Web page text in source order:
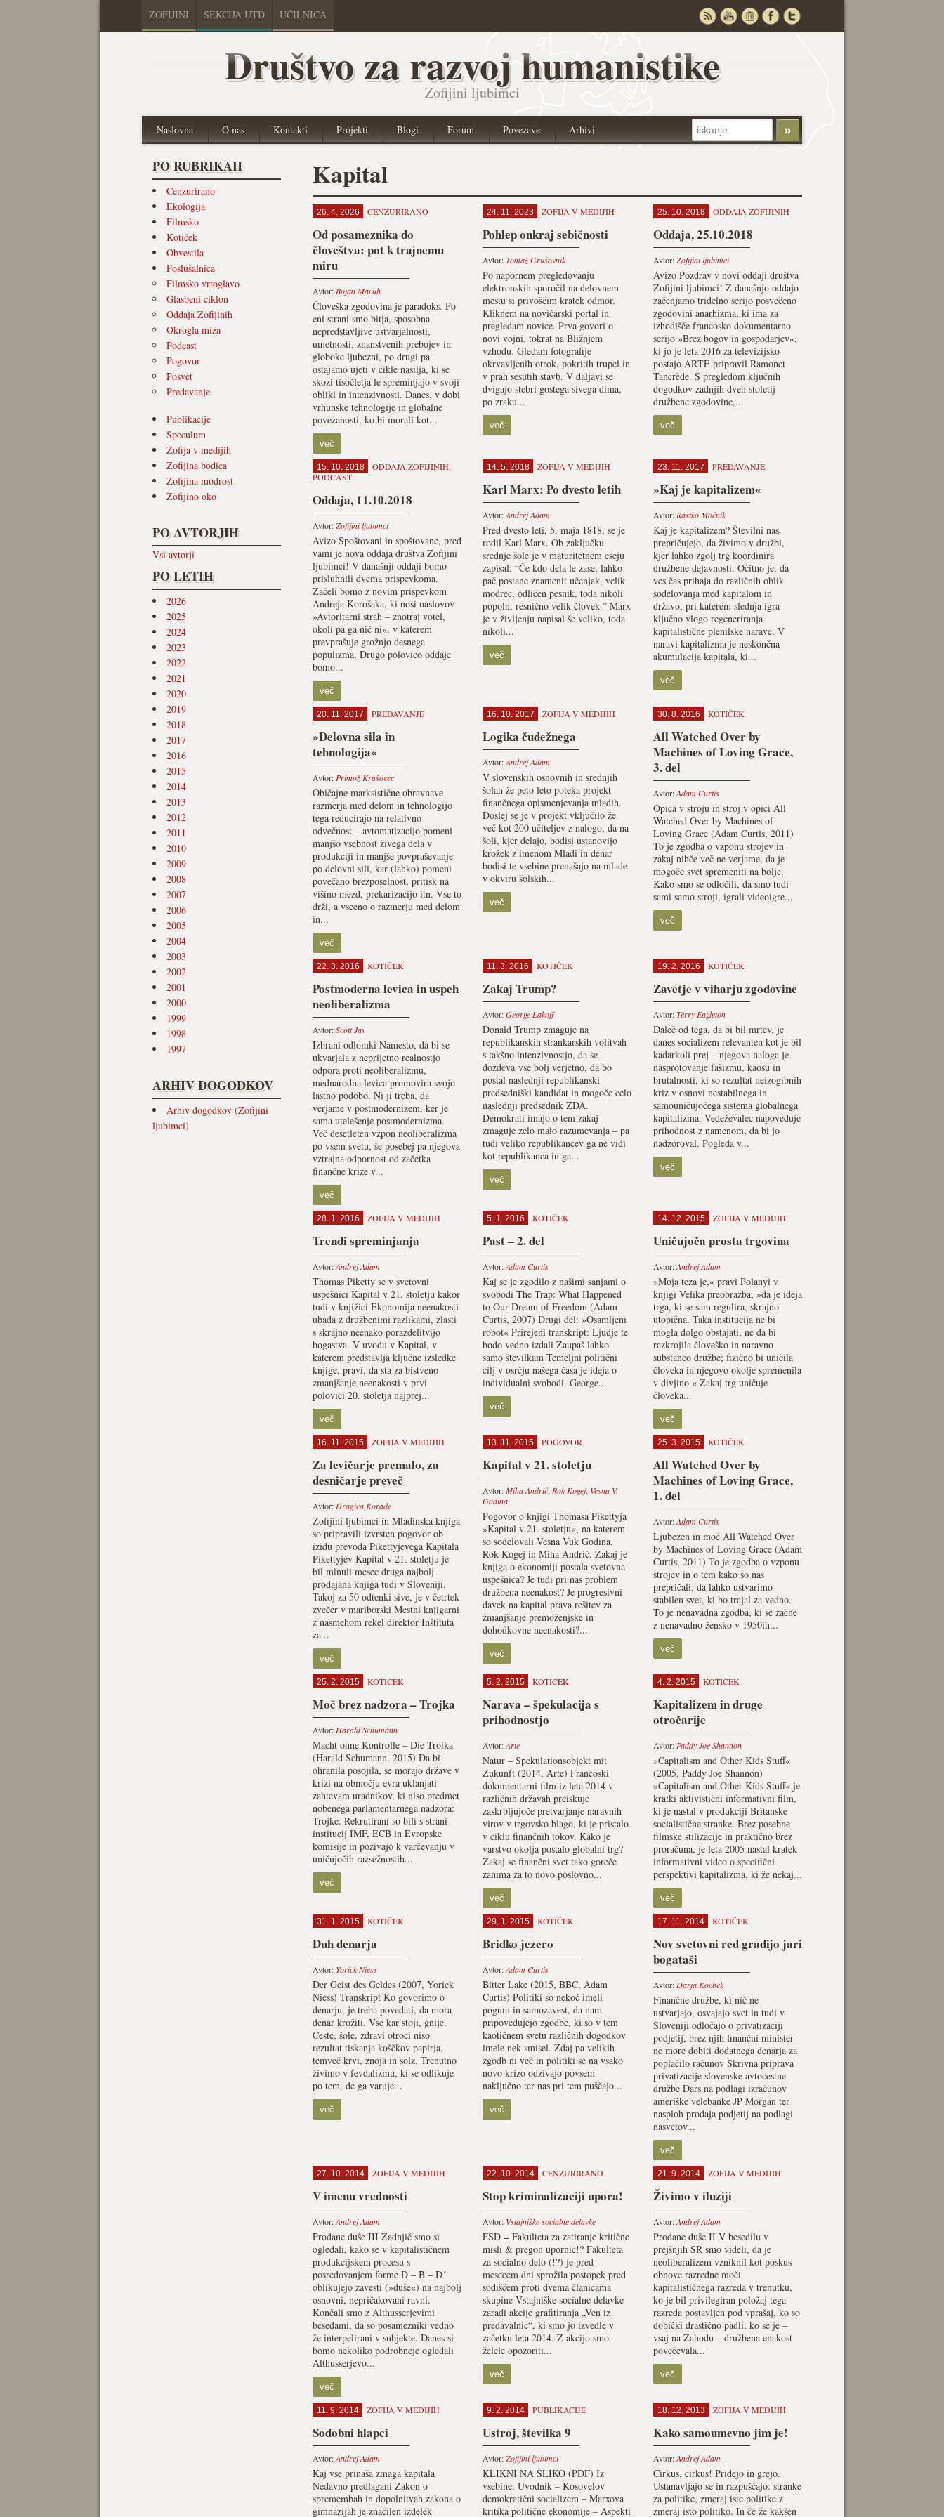
ZOFIJINI SEKCIJA UTD UČILNICA
Društvo za razvoj humanistike
Zofijini ljubimci
Naslovna O nas Kontakti Projekti Blogi Forum Povezave Arhivi
PO RUBRIKAH
Cenzurirano
Ekologija
Filmsko
Kotiček
Obvestila
Poslušalnica
Filmsko vrtoglavo
Glasbeni ciklon
Oddaja Zofijinih
Okrogla miza
Podcast
Pogovor
Posvet
Predavanje
Publikacije
Speculum
Zofija v medijih
Zofijina bodica
Zofijina modrost
Zofijino oko
PO AVTORJIH
Vsi avtorji
PO LETIH
2026
2025
2024
2023
2022
2021
2020
2019
2018
2017
2016
2015
2014
2013
2012
2011
2010
2009
2008
2007
2006
2005
2004
2003
2002
2001
2000
1999
1998
1997
ARHIV DOGODKOV
Arhiv dogodkov (Zofijini
ljubimci)
Kapital
26. 4. 2026 CENZURIRANO
Od posameznika do
človeštva: pot k trajnemu
miru
Avtor: Bojan Macuh
Človeška zgodovina je paradoks. Po
eni strani smo bitja, sposobna
nepredstavljive ustvarjalnosti,
umetnosti, znanstvenih prebojev in
globoke ljubezni, po drugi pa
ostajamo ujeti v cikle nasilja, ki se
skozi tisočletja le spreminjajo v svoji
obliki in intenzivnosti. Danes, v dobi
vrhunske tehnologije in globalne
povezanosti, ko bi morali kot...
več
24. 11. 2023 ZOFIJA V MEDIJIH
Pohlep onkraj sebičnosti
Avtor:Tomaž Grušovnik
Po napornem pregledovanju
elektron­skih sporočil na delovnem
mestu si privoščim kratek odmor.
Kliknem na novičarski portal in
pregledam novice. Prva govori o
novi vojni, tokrat na Bližnjem
vzhodu. Gledam fotografije
okrvavljenih otrok, pokritih trupel in
v prah sesutih stavb. V daljavi se
dvigajo stebri gostega sivega dima,
po zraku...
več
25. 10. 2018 ODDAJA ZOFIJINIH
Oddaja, 25.10.2018
Avtor:Zofijini ljubimci
Avizo Pozdrav v novi oddaji društva
Zofijini ljubimci! Z današnjo oddajo
začenjamo tridelno serijo posvečeno
zgodovini anarhizma, ki ima za
izhodišče francosko dokumentarno
serijo »Brez bogov in gospodarjev«,
ki jo je leta 2016 za televizijsko
postajo ARTE pripravil Ramonet
Tancrède. S pregledom ključnih
dogodkov zadnjih dveh stoletij
družbene zgodovine,...
več
15. 10. 2018 ODDAJA ZOFIJINIH,
PODCAST
Oddaja, 11.10.2018
Avtor:Zofijini ljubimci
Avizo Spoštovani in spoštovane, pred
vami je nova oddaja društva Zofijini
ljubimci! V današnji oddaji bomo
prisluhnili dvema prispevkoma.
Začeli bomo z novim prispevkom
Andreja Korošaka, ki nosi naslovov
»Avtoritarni strah – znotraj votel,
okoli pa ga nič ni«, v katerem
prevprašuje grožnjo desnega
populizma. Drugo polovico oddaje
bomo...
več
14. 5. 2018 ZOFIJA V MEDIJIH
Karl Marx: Po dvesto letih
Avtor:Andrej Adam
Pred dvesto leti, 5. maja 1818, se je
rodil Karl Marx. Ob zaključku
srednje šole je v maturitetnem eseju
zapisal: “Če kdo dela le zase, lahko
pač postane znamenit učenjak, velik
modrec, odličen pesnik, toda nikoli
popoln, resnično velik človek.” Marx
je v življenju napisal še veliko, toda
nikoli...
več
23. 11. 2017 PREDAVANJE
»Kaj je kapitalizem«
Avtor: Rastko Močnik
Kaj je kapitalizem? Številni nas
prepričujejo, da živimo v družbi,
kjer lahko zgolj trg koordinira
družbene dejavnosti. Očitno je, da
ves čas prihaja do različnih oblik
sodelovanja med kapitalom in
državo, pri katerem slednja igra
ključno vlogo regeneriranja
kapitalistične plenilske narave. V
naravi kapitalizma je neskončna
akumulacija kapitala, ki...
več
20. 11. 2017 PREDAVANJE
»Delovna sila in
tehnologija«
Avtor: Primož Krašovec
Običajne marksistične obravnave
razmerja med delom in tehnologijo
tega reducirajo na relativno
odvečnost – avtomatizacijo pomeni
manjšo vsebnost živega dela v
produkciji in manjše povpraševanje
po delovni sili, kar (lahko) pomeni
povečano brezposelnost, pritisk na
višino mezd, prekarizacijo itn. Vse to
drži, a vseeno o razmerju med delom
in...
več
16. 10. 2017 ZOFIJA V MEDIJIH
Logika čudežnega
Avtor:Andrej Adam
V slovenskih osnovnih in srednjih
šolah že peto leto poteka projekt
finančnega opismenjevanja mladih.
Doslej se je v projekt vključilo že
več kot 200 učiteljev z nalogo, da na
šoli, kjer delajo, bodisi ustanovijo
krožek z imenom Mladi in denar
bodisi te vsebine prenašajo na mlade
v okviru šolskih...
več
30. 8. 2016 KOTIČEK
All Watched Over by
Machines of Loving Grace,
3. del
Avtor:Adam Curtis
Opica v stroju in stroj v opici All
Watched Over by Machines of
Loving Grace (Adam Curtis, 2011)
To je zgodba o vzponu strojev in
zakaj nihče več ne verjame, da je
mogoče svet spremeniti na bolje.
Kako smo se odločili, da smo tudi
sami samo stroji, igrali videoigre...
več
22. 3. 2016 KOTIČEK
Postmoderna levica in uspeh
neoliberalizma
Avtor:Scott Jay
Izbrani odlomki Namesto, da bi se
ukvarjala z neprijetno realnostjo
odpora proti neoliberalizmu,
mednarodna levica promovira svojo
lastno podobo. Ni ji treba, da
verjame v postmodernizem, ker je
sama utelešenje postmodernizma.
Več desetleten vzpon neoliberalizma
po vsem svetu, še posebej pa njegova
vztrajna odpornost od začetka
finančne krize v...
več
11. 3. 2016 KOTIČEK
Zakaj Trump?
Avtor:George Lakoff
Donald Trump zmaguje na
republikanskih strankarskih volitvah
s takšno intenzivnostjo, da se
dozdeva vse bolj verjetno, da bo
postal naslednji republikanski
predsedniški kandidat in mogoče celo
naslednji predsednik ZDA.
Demokrati imajo o tem zakaj
zmaguje zelo malo razumevanja – pa
tudi veliko republikancev ga ne vidi
kot republikanca in ga...
več
19. 2. 2016 KOTIČEK
Zavetje v viharju zgodovine
Avtor:Terry Eagleton
Daleč od tega, da bi bil mrtev, je
danes socializem relevanten kot je bil
kadarkoli prej – njegova naloga je
nasprotovanje fašizmu, kaosu in
brutalnosti, ki so rezultat neizogibnih
kriz v osnovi nestabilnega in
samouničujočega sistema globalnega
kapitalizma. Vedeževalec napoveduje
prihodnost z namenom, da bi jo
nadzoroval. Pogleda v...
več
28. 1. 2016 ZOFIJA V MEDIJIH
Trendi spreminjanja
Avtor:Andrej Adam
Thomas Piketty se v svetovni
uspešnici Kapital v 21. stoletju kakor
tudi v knjižici Ekonomija neenakosti
ubada z družbenimi razlikami, zlasti
s skrajno neenako porazdelitvijo
bogastva. V uvodu v Kapital, v
katerem predstavlja ključne izsledke
knjige, pravi, da sta za bistveno
zmanjšanje neenakosti v prvi
polovici 20. stoletja najprej...
več
5. 1. 2016 KOTIČEK
Past – 2. del
Avtor:Adam Curtis
Kaj se je zgodilo z našimi sanjami o
svobodi The Trap: What Happened
to Our Dream of Freedom (Adam
Curtis, 2007) Drugi del: »Osamljeni
robot« Prirejeni transkript: Ljudje te
bodo vedno izdali Zaupaš lahko
samo številkam Temeljni politični
cilj v osrčju našega časa je ideja o
individualni svobodi. George...
več
14. 12. 2015 ZOFIJA V MEDIJIH
Uničujoča prosta trgovina
Avtor:Andrej Adam
»Moja teza je,« pravi Polanyi v
knjigi Velika preobrazba, »da je ideja
trga, ki se sam regulira, skrajno
utopična. Taka institucija ne bi
mogla dolgo obstajati, ne da bi
razkrojila človeško in naravno
substanco družbe; fizično bi uničila
človeka in njegovo okolje spremenila
v divjino.« Zakaj trg uničuje
človeka...
več
16. 11. 2015 ZOFIJA V MEDIJIH
Za levičarje premalo, za
desničarje preveč
Avtor: Dragica Korade
Zofijini ljubimci in Mladinska knjiga
so pripravili izvrsten pogovor ob
izidu prevoda Pikettyjevega Kapitala
Pikettyjev Kapital v 21. stoletju je
bil minuli mesec druga najbolj
prodajana knjiga tudi v Sloveniji.
Takoj za 50 odtenki sive, je v četrtek
zvečer v mariborski Mestni knjigarni
z nasmehom rekel direktor Inštituta
za...
več
13. 11. 2015 POGOVOR
Kapital v 21. stoletju
Avtor:Miha Andrić, Rok Kogej, Vesna V.
Godina
Pogovor o knjigi Thomasa Pikettyja
»Kapital v 21. stoletju«, na katerem
so sodelovali Vesna Vuk Godina,
Rok Kogej in Miha Andrić. Zakaj je
knjiga o ekonomiji postala svetovna
uspešnica? Je tudi pri nas problem
družbena neenakost? Je progresivni
davek na kapital prava rešitev za
zmanjšanje premoženjske in
dohodkovne neenakosti?...
več
25. 3. 2015 KOTIČEK
All Watched Over by
Machines of Loving Grace,
1. del
Avtor:Adam Curtis
Ljubezen in moč All Watched Over
by Machines of Loving Grace (Adam
Curtis, 2011) To je zgodba o vzponu
strojev in o tem kako so nas
prepričali, da lahko ustvarimo
stabilen svet, ki bo trajal za vedno.
To je nenavadna zgodba, ki se začne
z nenavadno žensko v 1950ih...
več
25. 2. 2015 KOTIČEK
Moč brez nadzora – Trojka
Avtor: Harald Schumann
Macht ohne Kontrolle – Die Troika
(Harald Schumann, 2015) Da bi
ohranila posojila, se morajo države v
krizi na območju evra uklanjati
zahtevam uradnikov, ki niso predmet
nobenega parlamentarnega nadzora:
Trojke. Rekrutirani so bili s strani
institucij IMF, ECB in Evropske
komisije in pozivajo k varčevanju v
uničujočih razsežnostih....
več
5. 2. 2015 KOTIČEK
Narava – špekulacija s
prihodnostjo
Avtor:Arte
Natur – Spekulationsobjekt mit
Zukunft (2014, Arte) Francoski
dokumentarni film iz leta 2014 v
različnih državah preiskuje
zaskrbljujoče pretvarjanje naravnih
virov v trgovsko blago, ki je pristalo
v ciklu finančnih tokov. Kako je
varstvo okolja postalo globalni trg?
Zakaj se finančni svet tako goreče
zanima za to novo poslovno...
več
4. 2. 2015 KOTIČEK
Kapitalizem in druge
otročarije
Avtor: Paddy Joe Shannon
»Capitalism and Other Kids Stuff«
(2005, Paddy Joe Shannon)
»Capitalism and Other Kids Stuff« je
kratki aktivistični informativni film,
ki je nastal v produkciji Britanske
socialistične stranke. Brez posebne
filmske stilizacije in praktično brez
proračuna, je leta 2005 nastal kratek
informativni video o specifični
perspektivi kapitalizma, ki že nekaj...
več
31. 1. 2015 KOTIČEK
Duh denarja
Avtor: Yorick Niess
Der Geist des Geldes (2007, Yorick
Niess) Transkript Ko govorimo o
denarju, je treba povedati, da mora
denar krožiti. Vse kar stoji, gnije.
Ceste, šole, zdravi otroci niso
rezultat tiskanja koščkov papirja,
temveč krvi, znoja in solz. Trenutno
živimo v fevdalizmu, ki se odlikuje
po tem, de ga varuje...
več
29. 1. 2015 KOTIČEK
Bridko jezero
Avtor:Adam Curtis
Bitter Lake (2015, BBC, Adam
Curtis) Politiki so nekoč imeli
pogum in samozavest, da nam
pripovedujejo zgodbe, ki so v tem
kaotičnem svetu različnih dogodkov
imele nek smisel. Zdaj pa velikih
zgodb ni več in politiki se na vsako
novo krizo odzivajo povsem
naključno ter nas pri tem puščajo...
več
17. 11. 2014 KOTIČEK
Nov svetovni red gradijo jari
bogataši
Avtor: Darja Kocbek
Finančne družbe, ki nič ne
ustvarjajo, osvajajo svet in tudi v
Sloveniji odločajo o privatizaciji
podjetij, brez njih finančni minister
ne more dobiti doda­tnega denarja za
poplačilo računov Skrivna priprava
privatizacije slo­venske avtocestne
družbe Dars na podlagi izračunov
ameriške velebanke JP Morgan ter
nasploh prodaja podjetij na podlagi
na­svetov...
več
27. 10. 2014 ZOFIJA V MEDIJIH
V imenu vrednosti
Avtor:Andrej Adam
Prodane duše III Zadnjič smo si
ogledali, kako se v kapitalističnem
produkcijskem procesu s
posredovanjem forme D – B – D´
oblikujejo zavesti (»duše«) na najbolj
osnovni, nepričakovani ravni.
Končali smo z Althusserjevimi
besedami, da so posamezniki vedno
že interpelirani v subjekte. Danes si
bomo nekoliko podrobneje ogledali
Althusserjevo...
več
22. 10. 2014 CENZURIRANO
Stop kriminalizaciji upora!
Avtor: Vstajniške socialne delavke
FSD = Fakulteta za zatiranje kritične
misli & pregon upornic!? Fakulteta
za socialno delo (!?) je pred
mesecem dni sprožila postopek pred
sodiščem proti dvema članicama
skupine Vstajniške socialne delavke
zaradi akcije grafitiranja „Ven iz
predavalnic“, ki smo jo izvedle v
začetku leta 2014. Z akcijo smo
želele opozoriti...
več
21. 9. 2014 ZOFIJA V MEDIJIH
Živimo v iluziji
Avtor:Andrej Adam
Prodane duše II V besedilu v
prejšnjih ŠR smo videli, da je
neoliberalizem vzniknil kot poskus
obnove razredne moči
kapitalističnega razreda v trenutku,
ko je bil privilegiran položaj tega
razreda postavljen pod vprašaj, ko so
dobički drastično padli, ko se je –
vsaj na Zahodu – družbena enakost
povečevala...
več
11. 9. 2014 ZOFIJA V MEDIJIH
Sodobni hlapci
Avtor:Andrej Adam
Kaj vse prinaša zmaga kapitala
Nedavno predlagani Zakon o
spremembah in dopolnitvah zakona o
gimnazijah je značilen izdelek
9. 2. 2014 PUBLIKACIJE
Ustroj, številka 9
Avtor:Zofijini ljubimci
KLIKNI NA SLIKO (PDF) Iz
vsebine: Uvodnik – Kosovelov
demokratični socializem – Marxova
kritika politične ekonomije – Aspekti
18. 12. 2013 ZOFIJA V MEDIJIH
Kako samoumevno jim je!
Avtor:Andrej Adam
Cirkus, cirkus! Pridejo in grejo.
Ustanavljajo se in razpuščajo: stranke
za politike, zmeraj iste politike z
zmeraj isto politiko. In če že kakšen